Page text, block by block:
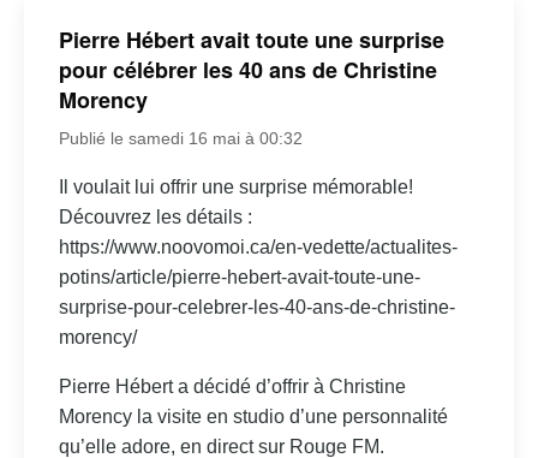
Pierre Hébert avait toute une surprise
pour célébrer les 40 ans de Christine
Morency
Publié le samedi 16 mai à 00:32
Il voulait lui offrir une surprise mémorable!
Découvrez les détails :
https://www.noovomoi.ca/en-vedette/actualites-
potins/article/pierre-hebert-avait-toute-une-
surprise-pour-celebrer-les-40-ans-de-christine-
morency/
Pierre Hébert a décidé d’offrir à Christine
Morency la visite en studio d’une personnalité
qu’elle adore, en direct sur Rouge FM.